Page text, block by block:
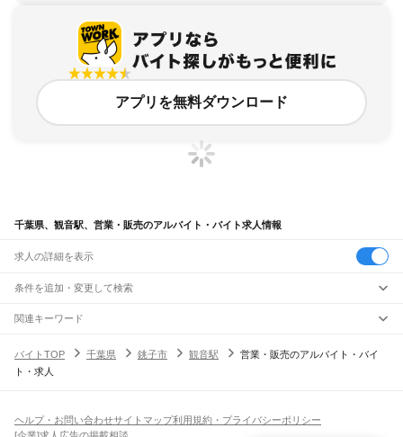
アプリを無料ダウンロード
千葉県、観音駅、営業・販売のアルバイト・バイト求人情報
求人の詳細を表示
条件を追加・変更して検索
市区町村を追加・変更
千葉県すべて
千葉市
旭市習志野市柏市勝浦市市原市流山市八千代市我孫子市鴨川市鎌ケ谷市
駅を追加・変更
JR中央・総武線
職種を追加・変更
飲食・フードサービスすべて
ホールスタッフキッチンスタッフ
人気
関連キーワード
バイトTOP
千葉県 銚子市 観音駅
営業・販売のアルバイト・バイ
ト・求人
ヘルプ・お問い合わせサイトマップ利用規約・プライバシーポリシー